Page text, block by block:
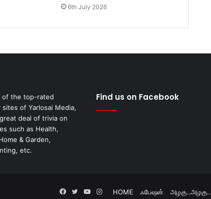
6th July 2026
of the top-rated
of Yarlosai Media,
deal of trivia on
such as Health,
& Garden,
etc.
Find us on Facebook
HOME ஃபேஷன் அழகு..அழகு..
Facebook
TwitterYouTube
Instagram